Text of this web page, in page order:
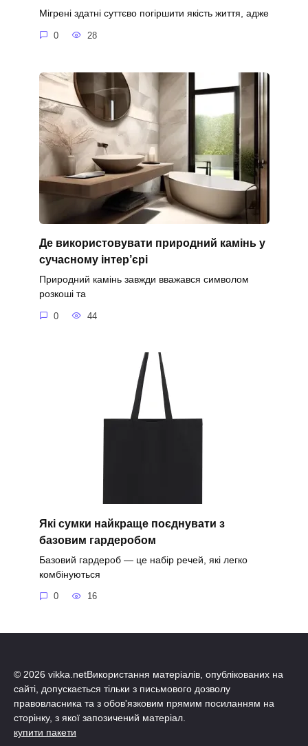
Мігрені здатні суттєво погіршити якість життя, адже
0 28
Де використовувати природний камінь у
сучасному інтер’єрі
Природний камінь завжди вважався символом
розкоші та
0 44
Які сумки найкраще поєднувати з
базовим гардеробом
Базовий гардероб — це набір речей, які легко
комбінуються
0 16
© 2026 vikka.netВикористання матеріалів, опублікованих на
сайті, допускається тільки з письмового дозволу
правовласника та з обов'язковим прямим посиланням на
сторінку, з якої запозичений матеріал.
купити пакети